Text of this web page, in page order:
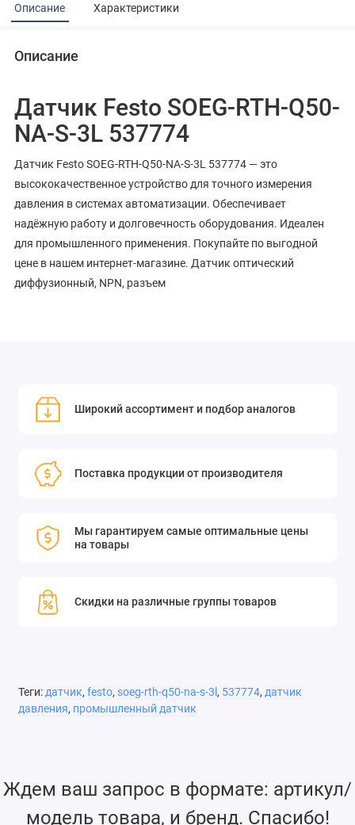
Описание Характеристики
Описание
Датчик Festo SOEG-RTH-Q50-
NA-S-3L 537774
Датчик Festo SOEG-RTH-Q50-NA-S-3L 537774 — это
высококачественное устройство для точного измерения
давления в системах автоматизации. Обеспечивает
надёжную работу и долговечность оборудования. Идеален
для промышленного применения. Покупайте по выгодной
цене в нашем интернет-магазине. Датчик оптический
диффузионный, NPN, разъем
Широкий ассортимент и подбор аналогов
Поставка продукции от производителя
Мы гарантируем самые оптимальные цены
на товары
Скидки на различные группы товаров
Теги:датчик, festo, soeg-rth-q50-na-s-3l , 537774, датчик
давления, промышленный датчик
Ждем ваш запрос в формате: артикул/
модель товара, и бренд. Спасибо!